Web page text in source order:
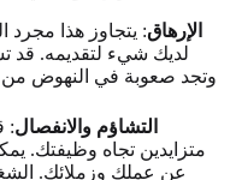
الإرهاق: يتجاوز هذا مجرد
لديك شيء لتقديمه. قد
وتجد صعوبة في النهوض من
التشاؤم والانفصال:
متزايدين تجاه وظيفتك.
عن عملك وزملائك.